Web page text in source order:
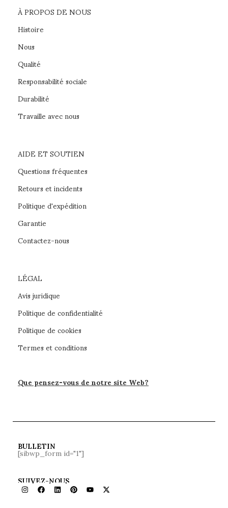
À PROPOS DE NOUS
Histoire
Nous
Qualité
Responsabilité sociale
Durabilité
Travaille avec nous
AIDE ET SOUTIEN
Questions fréquentes
Retours et incidents
Politique d'expédition
Garantie
Contactez-nous
LÉGAL
Avis juridique
Politique de confidentialité
Politique de cookies
Termes et conditions
Que pensez-vous de notre site Web?
BULLETIN
[sibwp_form id="1"]
SUIVEZ-NOUS